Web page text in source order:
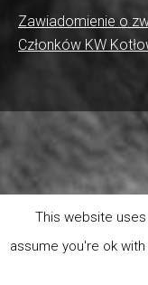
Zawiadomienie o
Członków KW
This website
assume you're ok